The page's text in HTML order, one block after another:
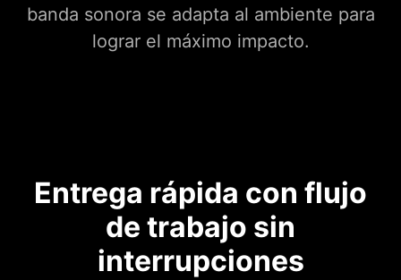
banda sonora se adapta al ambiente para
lograr el máximo impacto.
Entrega rápida con flujo
de trabajo sin
interrupciones